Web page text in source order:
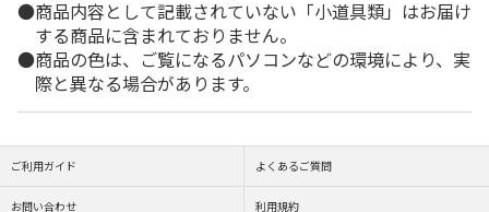
商品内容として記載されていない「小道具類」はお届け
する商品に含まれておりません。
商品の色は、ご覧になるパソコンなどの環境により、実
際と異なる場合があります。
ご利用ガイド よくあるご質問
お問い合わせ 利用規約